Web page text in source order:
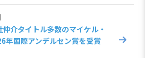
介タイトル多数のマイケル・
年国際アンデルセン賞を受賞